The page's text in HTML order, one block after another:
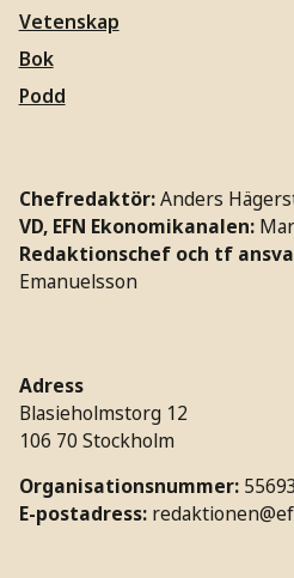
Vetenskap
Bok
Podd
Chefredaktör:Anders
VD, EFN Ekonomikanalen:
Redaktionschef och tf
Emanuelsson
Adress
Blasieholmstorg 12
106 70 Stockholm
Organisationsnummer:
E-postadress: